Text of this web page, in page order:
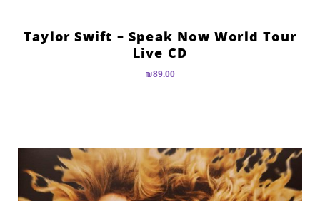
Taylor Swift – Speak Now World Tour
Live CD
₪89.00